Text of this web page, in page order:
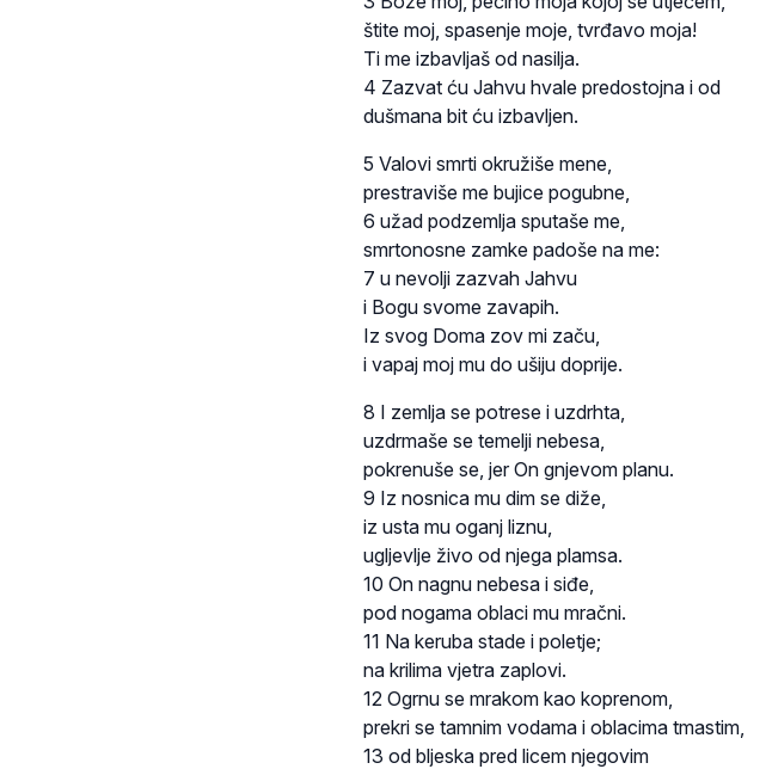
štite moj, spasenje moje, tvrđavo moja!
Ti me izbavljaš od nasilja.
4 Zazvat ću Jahvu hvale predostojna i od
dušmana bit ću izbavljen.
5 Valovi smrti okružiše mene,
prestraviše me bujice pogubne,
6 užad podzemlja sputaše me,
smrtonosne zamke padoše na me:
7 u nevolji zazvah Jahvu
i Bogu svome zavapih.
Iz svog Doma zov mi začu,
i vapaj moj mu do ušiju doprije.
8 I zemlja se potrese i uzdrhta,
uzdrmaše se temelji nebesa,
pokrenuše se, jer On gnjevom planu.
9 Iz nosnica mu dim se diže,
iz usta mu oganj liznu,
ugljevlje živo od njega plamsa.
10 On nagnu nebesa i siđe,
pod nogama oblaci mu mračni.
11 Na keruba stade i poletje;
na krilima vjetra zaplovi.
12 Ogrnu se mrakom kao koprenom,
prekri se tamnim vodama i oblacima tmastim,
13 od bljeska pred licem njegovim